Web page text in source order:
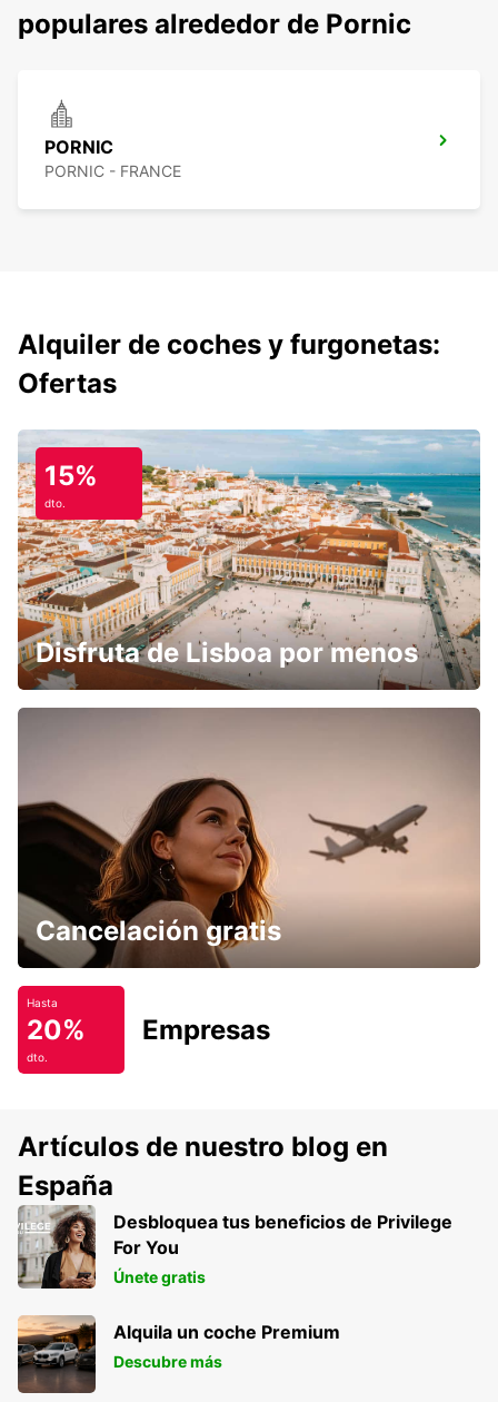
populares alrededor de Pornic
PORNIC
PORNIC - FRANCE
Alquiler de coches y furgonetas:
Ofertas
15%
dto.
Disfruta de Lisboa por menos
Cancelación gratis
Hasta
20%
dto.
Empresas
Artículos de nuestro blog en
España
Desbloquea tus beneficios de Privilege
For You
Únete gratis
Alquila un coche Premium
Descubre más